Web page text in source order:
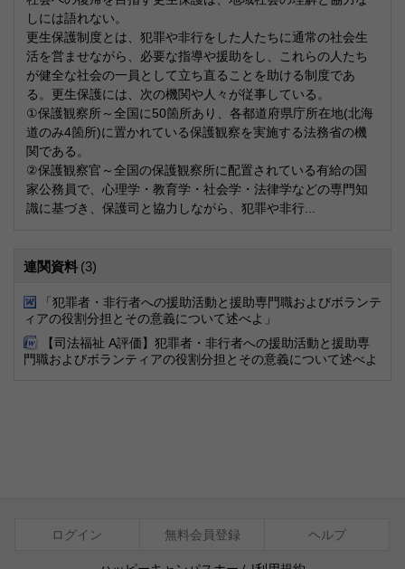
しには語れない。
更生保護制度とは、犯罪や非行をした人たちに通常の社会生
活を営ませながら、必要な指導や援助をし、これらの人たち
が健全な社会の一員として立ち直ることを助ける制度であ
る。更生保護には、次の機関や人々が従事している。
①保護観察所～全国に50箇所あり、各都道府県庁所在地(北海
道のみ4箇所)に置かれている保護観察を実施する法務省の機
関である。
②保護観察官～全国の保護観察所に配置されている有給の国
家公務員で、心理学・教育学・社会学・法律学などの専門知
識に基づき、保護司と協力しながら、犯罪や非行...
連関資料 (3)
「犯罪者・非行者への援助活動と援助専門職およびボランテ
ィアの役割分担とその意義について述べよ」
【司法福祉 A評価】犯罪者・非行者への援助活動と援助専
門職およびボランティアの役割分担とその意義について述べよ
ログイン 無料会員登録 ヘルプ